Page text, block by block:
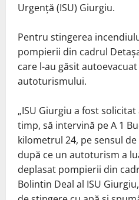
Urgenţă (ISU) Giurgiu.
Pentru stingerea
pompierii din cadrul
care l-au găsit
autoturismului.
„ISU Giurgiu a fost
timp, să intervină pe A 1
kilometrul 24, pe sensul
după ce un autoturism a
deplasat pompierii din
Bolintin Deal al ISU